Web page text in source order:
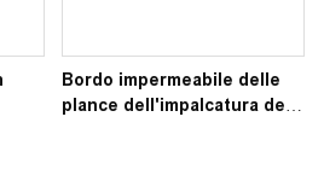
Bordo impermeabile delle
plance dell'impalcatura del